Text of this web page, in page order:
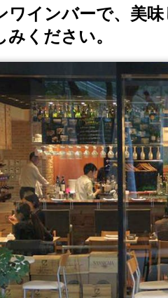
ワインバーで、美
みください。